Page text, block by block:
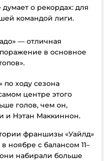
о рекордах: для
командой лиги.
— отличная
в основное
ходу сезона
центре этого
голов, чем он,
и Нэтан Маккиннон.
франшизы «Уайлд»
ноябре с балансом 11–
набирали больше